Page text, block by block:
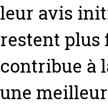
leur avis
restent plus
contribue à
une